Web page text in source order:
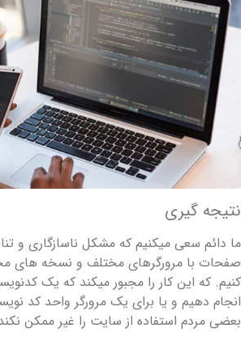
نتیجه گیری
ما دائم سعی میکنیم که مشکل ناسازگاری و
صفحات با مرورگرهای مختلف و نسخه های
کنیم. که این کار را مجبور میکند که یک
انجام دهیم و یا برای یک مرورگر واحد کد
بعضی مردم استفاده از سایت را غیر ممکن